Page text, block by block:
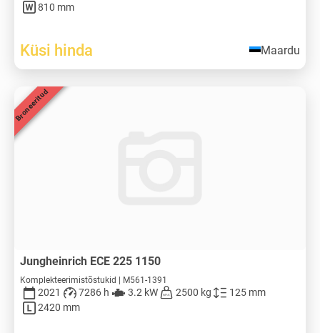
810 mm
Küsi hinda Maardu
Broneeritud
Jungheinrich ECE 225 1150
Komplekteerimistõstukid | M561-1391
2021 7286 h 3.2 kW 2500 kg
125 mm
2420 mm